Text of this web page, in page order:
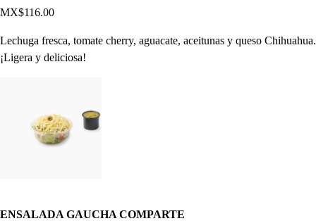
MX$116.00
Lechuga fresca, tomate cherry, aguacate, aceitunas y queso Chihuahua.
¡Ligera y deliciosa!
ENSALADA GAUCHA COMPARTE